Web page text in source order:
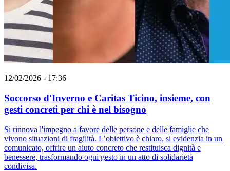
12/02/2026 - 17:36
Soccorso d'Inverno e Caritas Ticino, insieme, con
gesti concreti per chi è nel bisogno
Si rinnova l'impegno a favore delle persone e delle famiglie che
vivono situazioni di fragilità. L’obiettivo è chiaro, si evidenzia in un
comunicato, offrire un aiuto concreto che restituisca dignità e
benessere, trasformando ogni gesto in un atto di solidarietà
condivisa.